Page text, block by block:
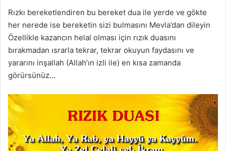
Rızkı bereketlendiren bu bereket dua ile yerde ve gökte
her nerede ise bereketin sizi bulmasını Mevla’dan dileyin
Özellikle kazancın helal olması için rızık duasını
bırakmadan ısrarla tekrar, tekrar okuyun faydasını ve
yararını inşallah (Allah’ın izli ile) en kısa zamanda
görürsünüz…